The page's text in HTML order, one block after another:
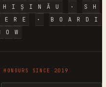
H I Ș I N Ă U · S
H
E R E · B O A R D
I
O W
SINCE 2019